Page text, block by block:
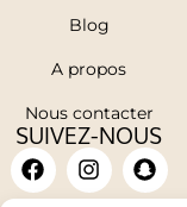
Blog
A propos
Nous contacter
SUIVEZ-NOUS